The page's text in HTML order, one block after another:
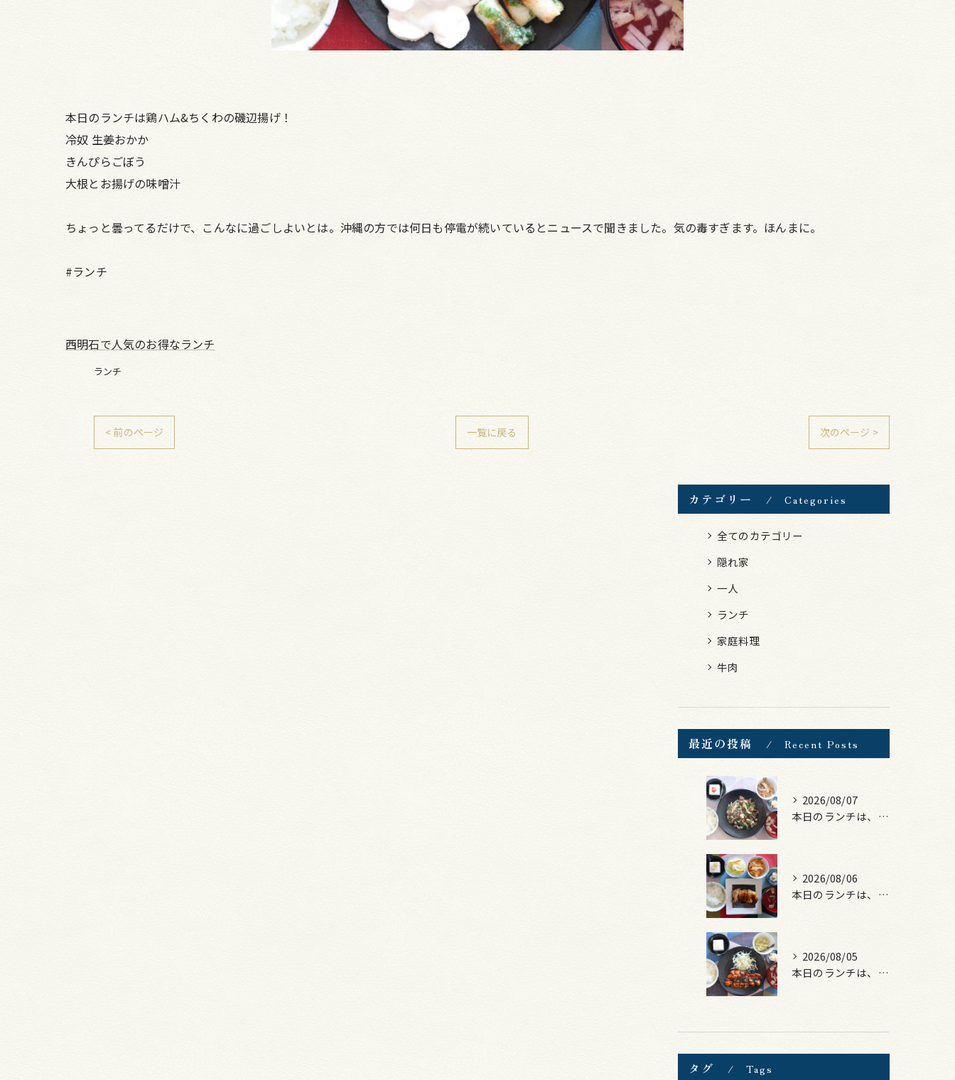
本日のランチは鶏ハム&ちくわの磯辺揚げ！
冷奴 生姜おかか
きんぴらごぼう
大根とお揚げの味噌汁
ちょっと曇ってるだけで、こんなに過ごしよいとは。沖縄の方では何日も停電が続いているとニュースで聞きました。気の毒すぎます。ほんまに。
#ランチ
西明石で人気のお得なランチ
ランチ
< 前のページ 一覧に戻る 次のページ >
カテゴリー Categories
全てのカテゴリー
隠れ家
一人
ランチ
家庭料理
牛肉
最近の投稿 Recent Posts
2026/08/07
本日のランチは、黒毛和牛のチャプチェ！
2026/08/06
本日のランチは、照焼きチキン！
2026/08/05
本日のランチは、ロース豚カツ梅はさみ！
タグ Tags